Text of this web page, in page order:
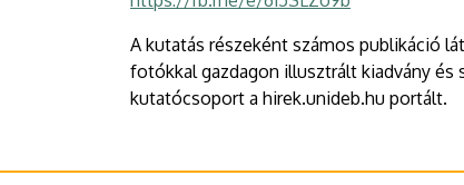
A kutatás részeként számos publikáció
fotókkal gazdagon illusztrált kiadvány
kutatócsoport a hirek.unideb.hu portált.